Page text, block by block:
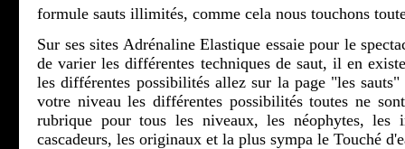
formule sauts illimités, comme cela nous touchons
Sur ses sites Adrénaline Elastique essaie pour le
de varier les différentes techniques de saut, il en
les différentes possibilités allez sur la page "les
votre niveau les différentes possibilités toutes ne
rubrique pour tous les niveaux, les néophytes, les
cascadeurs, les originaux et la plus sympa le Touché